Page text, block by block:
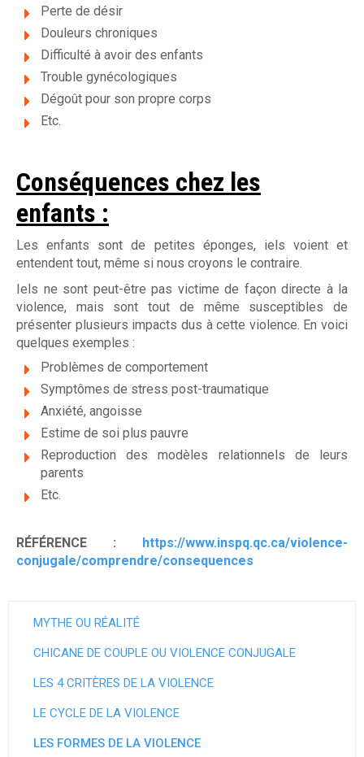
Perte de désir
Douleurs chroniques
Difficulté à avoir des enfants
Trouble gynécologiques
Dégoût pour son propre corps
Etc.
Conséquences chez les
enfants :
Les enfants sont de petites éponges, iels voient et
entendent tout, même si nous croyons le contraire.
Iels ne sont peut-être pas victime de façon directe à la
violence, mais sont tout de même susceptibles de
présenter plusieurs impacts dus à cette violence. En voici
quelques exemples :
Problèmes de comportement
Symptômes de stress post-traumatique
Anxiété, angoisse
Estime de soi plus pauvre
Reproduction des modèles relationnels de leurs
parents
Etc.
RÉFÉRENCE : https://www.inspq.qc.ca/violence-
conjugale/comprendre/consequences
MYTHE OU RÉALITÉ
CHICANE DE COUPLE OU VIOLENCE CONJUGALE
LES 4 CRITÈRES DE LA VIOLENCE
LE CYCLE DE LA VIOLENCE
LES FORMES DE LA VIOLENCE